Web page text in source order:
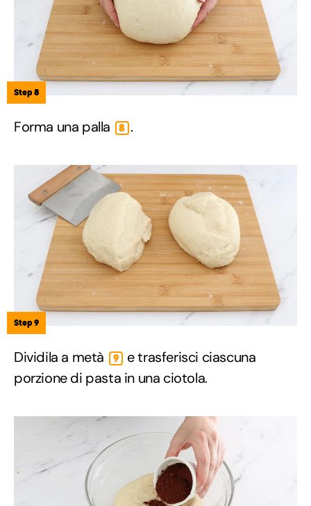
Step 8
Forma una palla 8 .
Step 9
Dividila a metà 9
e trasferisci ciascuna
porzione di pasta in una ciotola.